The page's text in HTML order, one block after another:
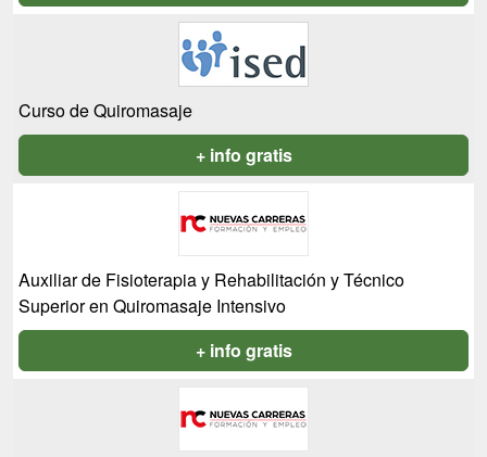
Curso de Quiromasaje
+ info gratis
Auxiliar de Fisioterapia y Rehabilitación y Técnico
Superior en Quiromasaje Intensivo
+ info gratis